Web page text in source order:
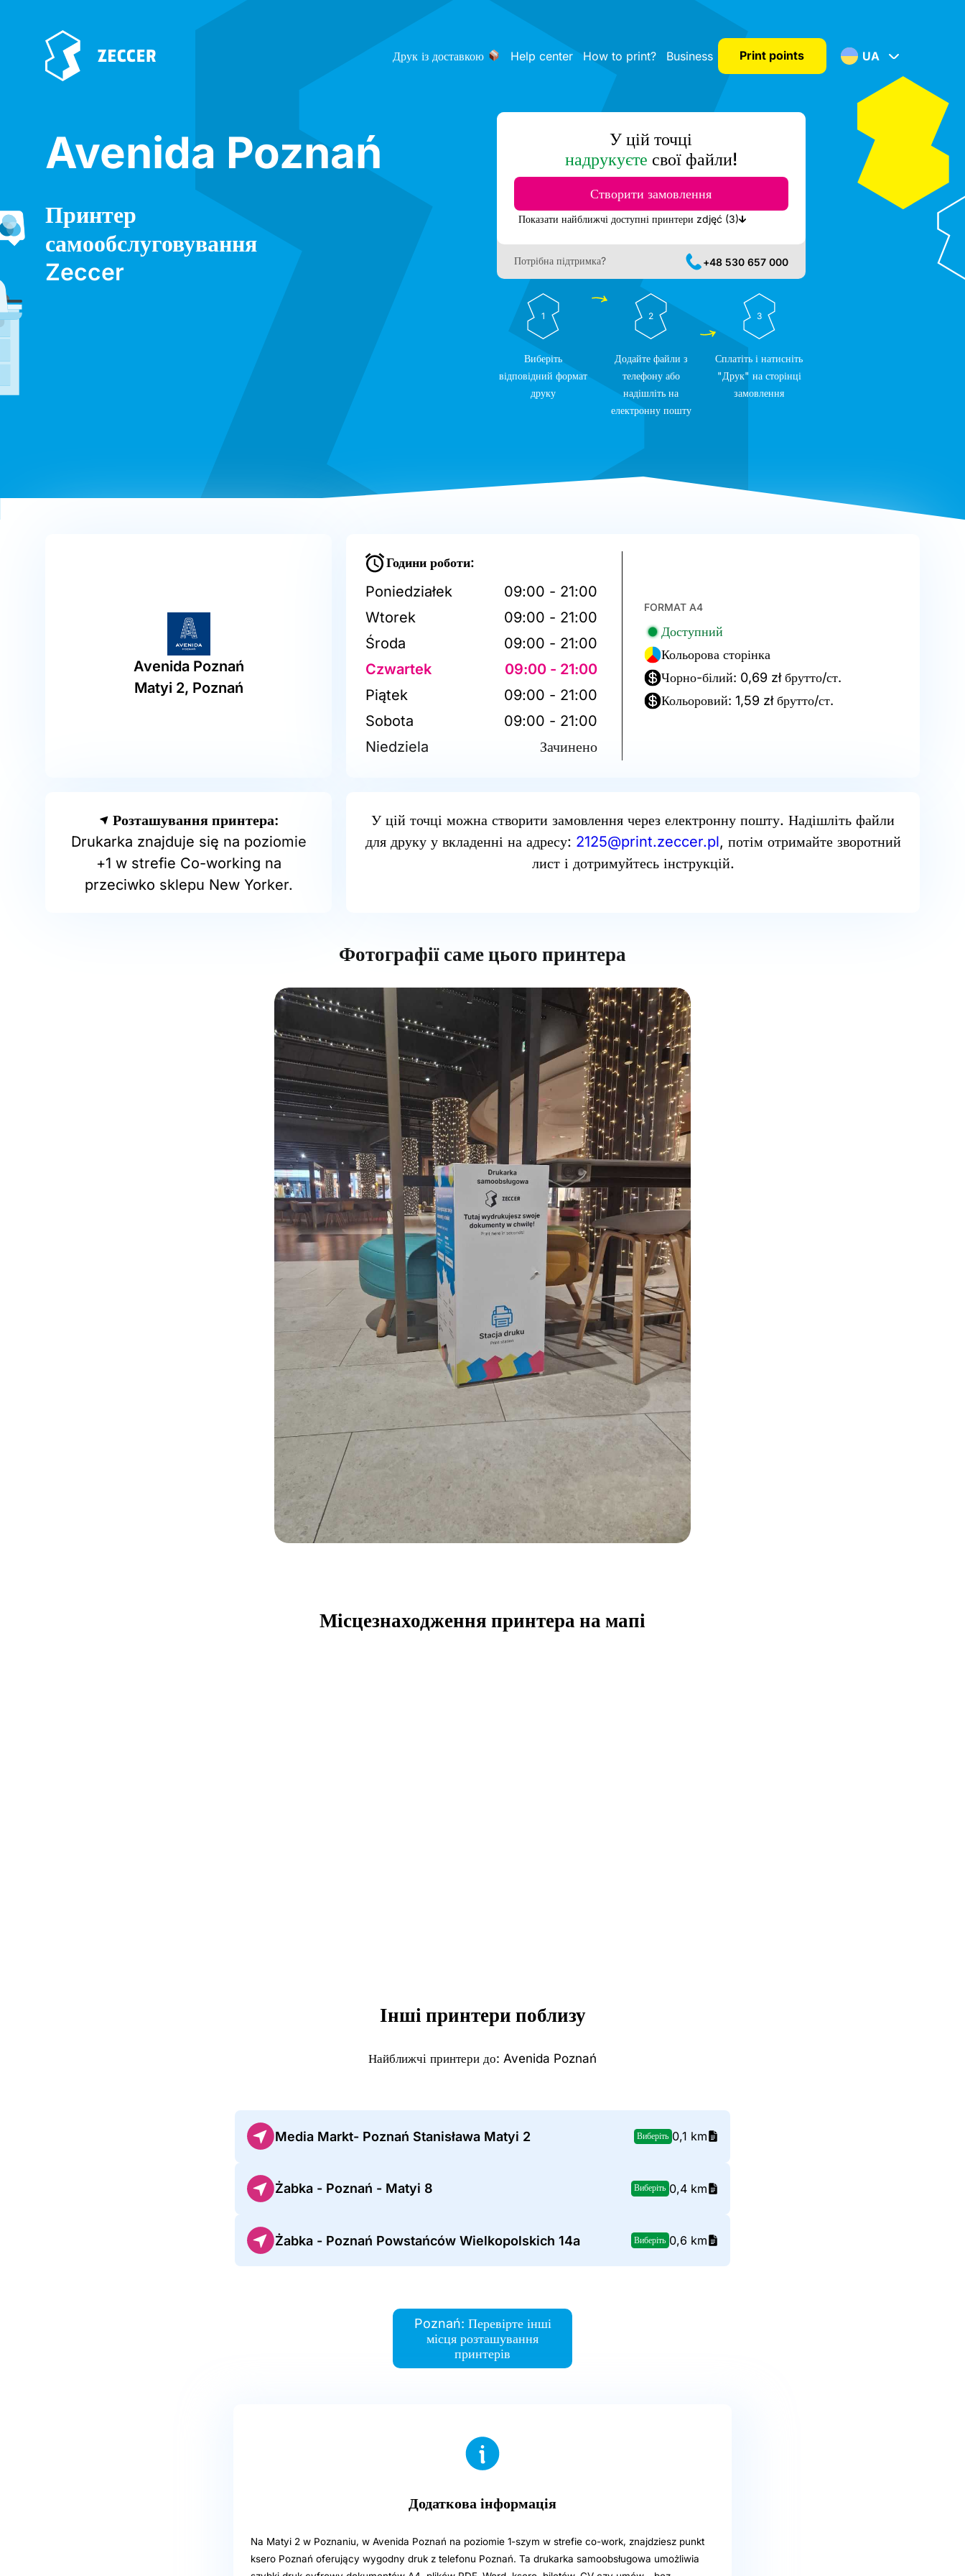
Друк із доставкою Help center How to print? Business Print points UA
Avenida Poznań
Принтер
самообслуговування
Zeccer
У цій точці
надрукуєте свої файли!
Створити замовлення
Показати найближчі доступні принтери zdjęć (3)
Потрібна підтримка? +48 530 657 000
1
Виберіть
відповідний формат
друку
2
Додайте файли з
телефону або
надішліть на
електронну пошту
3
Сплатіть і натисніть
"Друк" на сторінці
замовлення
Avenida Poznań
Matyi 2, Poznań
Години роботи:
Poniedziałek
09:00 - 21:00
Wtorek
09:00 - 21:00
Środa
09:00 - 21:00
Czwartek
09:00 - 21:00
Piątek
09:00 - 21:00
Sobota
09:00 - 21:00
Niedziela
Зачинено
FORMAT A4
Доступний
Кольорова сторінка
Чорно-білий: 0,69 zł брутто/ст.
Кольоровий: 1,59 zł брутто/ст.
Розташування принтера:
Drukarka znajduje się na poziomie
+1 w strefie Co-working na
przeciwko sklepu New Yorker.
У цій точці можна створити замовлення через електронну пошту. Надішліть файли
для друку у вкладенні на адресу: 2125@print.zeccer.pl, потім отримайте зворотний
лист і дотримуйтесь інструкцій.
Фотографії саме цього принтера
Місцезнаходження принтера на мапі
Інші принтери поблизу
Найближчі принтери до: Avenida Poznań
Media Markt- Poznań Stanisława Matyi 2 Виберіть 0,1 km
Żabka - Poznań - Matyi 8 Виберіть 0,4 km
Żabka - Poznań Powstańców Wielkopolskich 14a Виберіть 0,6 km
Poznań: Перевірте інші
місця розташування
принтерів
Додаткова інформація
Na Matyi 2 w Poznaniu, w Avenida Poznań na poziomie 1-szym w strefie co-work, znajdziesz punkt
ksero Poznań oferujący wygodny druk z telefonu Poznań. Ta drukarka samoobsługowa umożliwia